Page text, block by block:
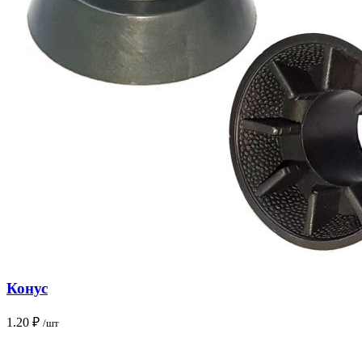
Конус
1.20 ₽ /шт